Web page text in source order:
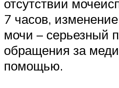
отсутствии
7 часов,
мочи – серьезный
обращения за
помощью.